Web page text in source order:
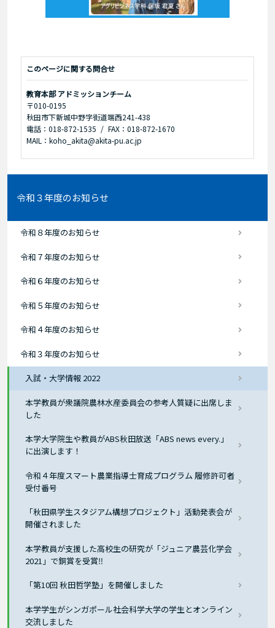
このページに関する問合せ
教育本部 アドミッションチーム
〒010-0195
秋田市下新城中野字街道端西241-438
電話：018-872-1535
FAX：018-872-1670
MAIL：koho_akita@akita-pu.ac.jp
令和３年度のお知らせ
令和８年度のお知らせ
令和７年度のお知らせ
令和６年度のお知らせ
令和５年度のお知らせ
令和４年度のお知らせ
令和３年度のお知らせ
入試・大学情報 2022
本学教員が衆議院農林水産委員会の参考人質疑に出席しま
した
本学大学院生や教員がABS秋田放送「ABS news every.」
に出演します！
令和４年度スマート農業指導士育成プログラム 履修許可者
受付番号
「秋田県学生スタジアム構想プロジェクト」活動発表会が
開催されました
本学教員が支援した高校生の研究が「ジュニア農芸化学会
2021」で銅賞を受賞‼
「第10回 秋田哲学塾」を開催しました
本学学生がシンガポール社会科学大学の学生とオンライン
交流しました